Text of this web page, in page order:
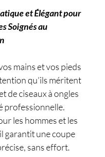
et Élégant pour
Soignés au
mains et vos pieds
qu’ils méritent
de ciseaux à ongles
professionnelle.
les hommes et les
garantit une coupe
sans effort.